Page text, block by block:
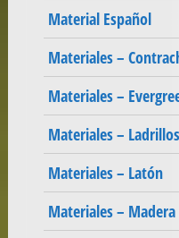
Material Español
Materiales –
Materiales –
Materiales – Ladrillos
Materiales – Latón
Materiales – Madera